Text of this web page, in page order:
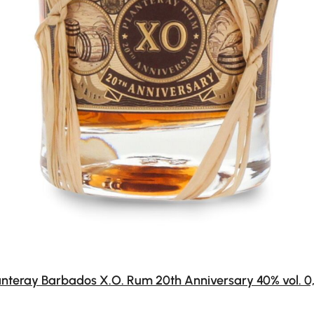
Barbados X.O. Rum 20th Anniversary 40% vol.